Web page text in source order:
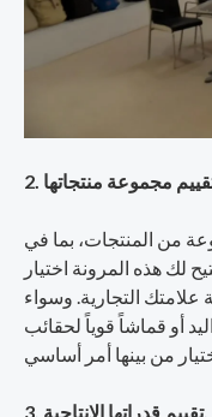
من المنتجات، بما في
لك هذه المرونة اختيار
التجارية. وسواء
أو قماشاً قوياً لحقائب
3. تقييم قدراتها الإنتاجية.